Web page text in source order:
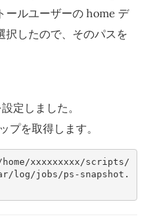
ールユーザーの home デ
択したので、そのパスを
定しました。
プを取得します。
xxxxxxxxx/scripts/
log/jobs/ps-snapshot.